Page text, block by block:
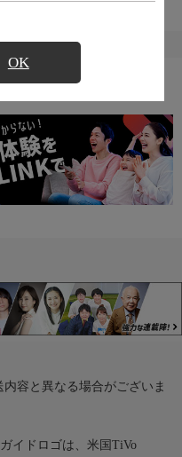
OK
容と異なる場合がございま
イドロゴは、米国TiVo